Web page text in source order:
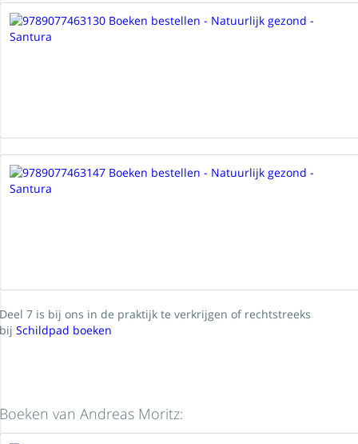
Deel 7 is bij ons in de praktijk te verkrijgen of rechtstreeks
bijSchildpad boeken
Boeken van Andreas Moritz: